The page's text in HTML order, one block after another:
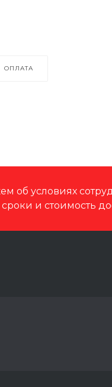
ОПЛАТА
об условиях
сроки и стоимость